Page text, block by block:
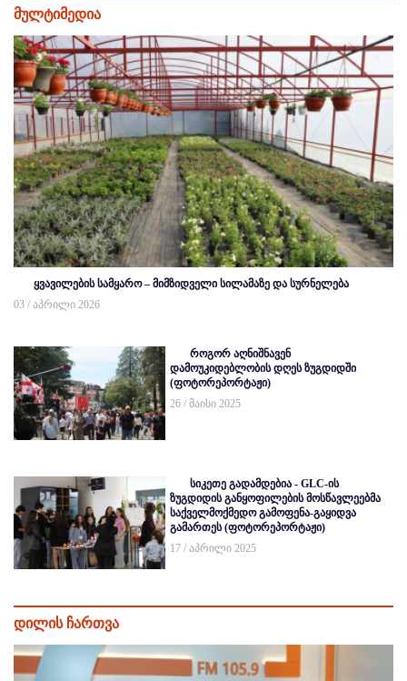
მულტიმედია
ყვავილების სამყარო – მიმზიდველი სილამაზე და სურნელება
03 / აპრილი 2026
როგორ აღნიშნავენ
დამოუკიდებლობის დღეს ზუგდიდში
(ფოტორეპორტაჟი)
26 / მაისი 2025
სიკეთე გადამდებია - GLC-ის
ზუგდიდის განყოფილების მოსწავლეებმა
საქველმოქმედო გამოფენა-გაყიდვა
გამართეს (ფოტორეპორტაჟი)
17 / აპრილი 2025
დილის ჩართვა